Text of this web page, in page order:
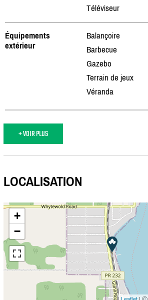
Téléviseur
Équipements
extérieur
Balançoire
Barbecue
Gazebo
Terrain de jeux
Véranda
+ VOIR PLUS
LOCALISATION
+
−